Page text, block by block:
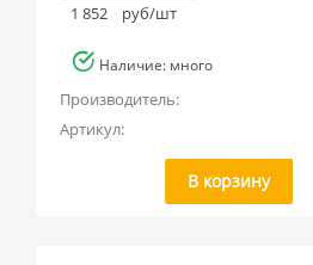
1 852
руб/шт
Наличие: много
Производитель:
Артикул:
В корзину